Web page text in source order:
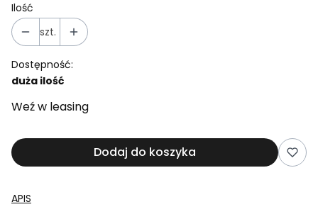
Ilość
szt.
Dostępność:
duża ilość
Weź w leasing
Dodaj do koszyka
APIS